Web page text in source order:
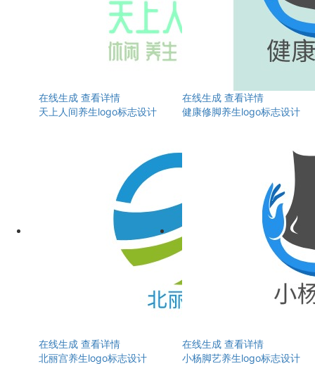
在线生成 查看详情
天上人间养生logo标志设计
在线生成 查看详情
健康修脚养生logo标志设计
在线生成 查看详情
北丽宫养生logo标志设计
在线生成 查看详情
小杨脚艺养生logo标志设计